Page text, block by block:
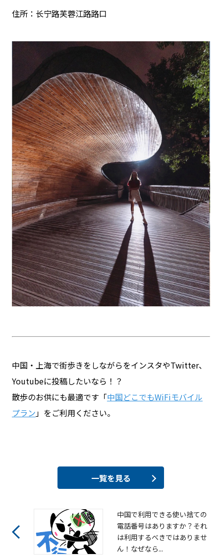
住所：长宁路芙蓉江路路口
中国・上海で街歩きをしながらをインスタやTwitter、
Youtubeに投稿したいなら！？
散歩のお供にも最適です「中国どこでもWiFiモバイル
プラン」をご利用ください。
一覧を見る
中国で利用できる使い捨ての
電話番号はありますか？それ
は利用するべきではありませ
ん！なぜなら...